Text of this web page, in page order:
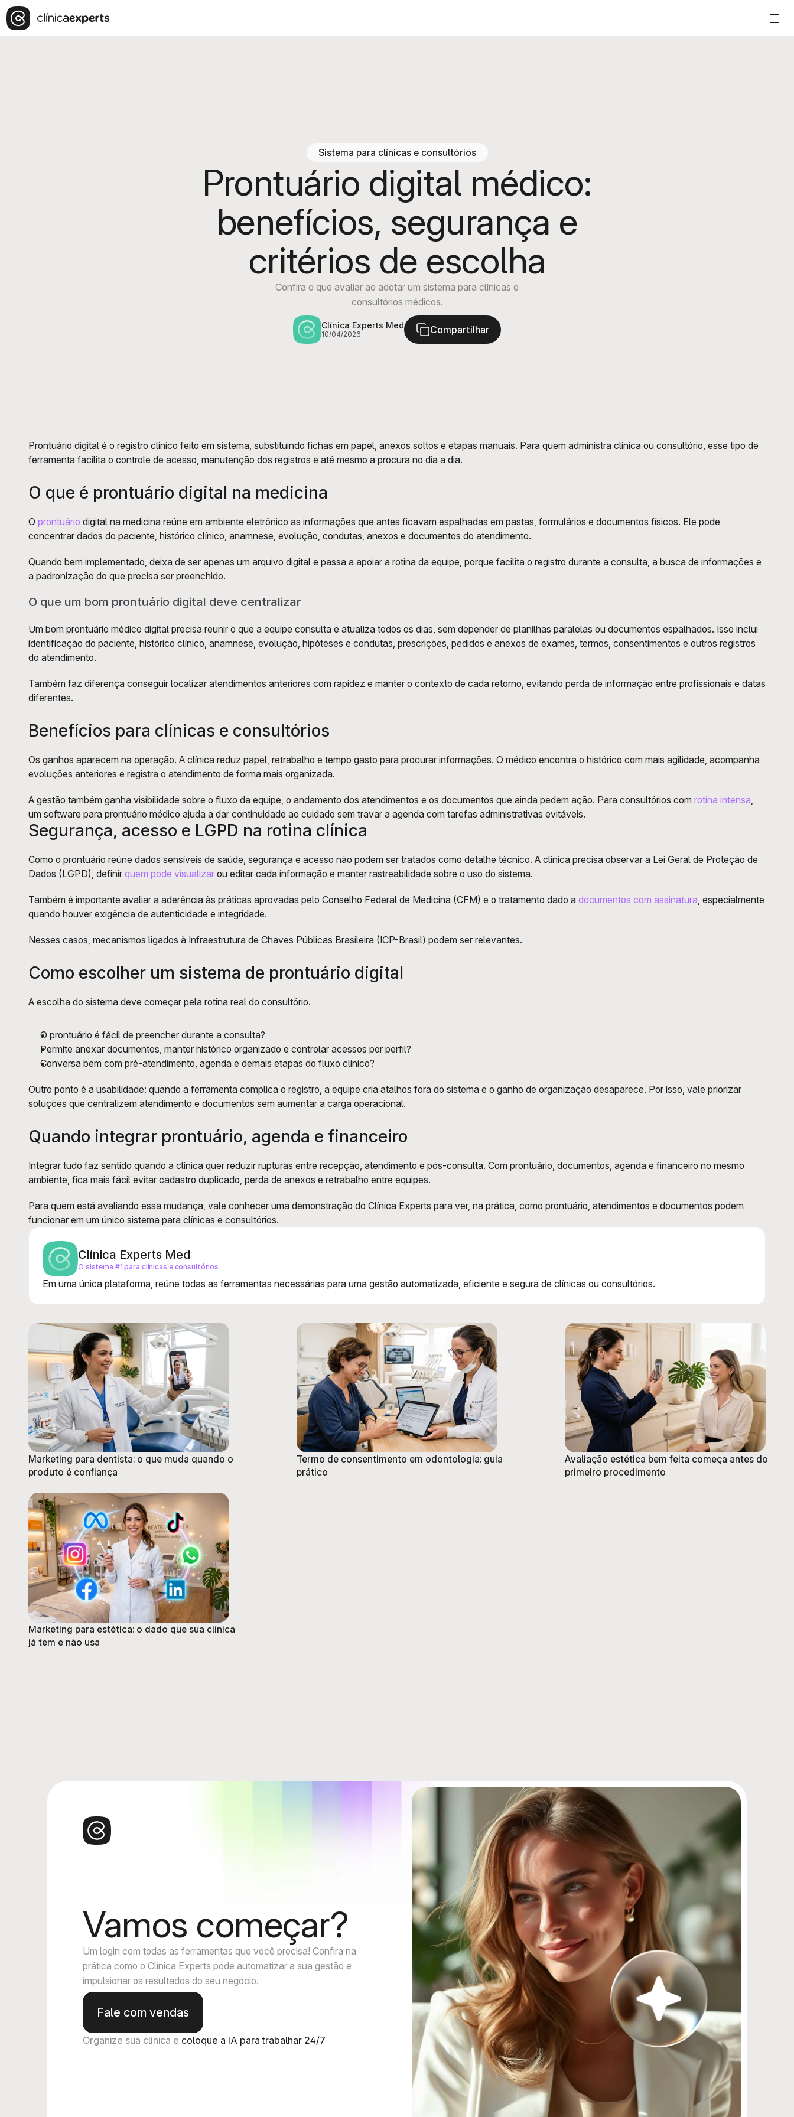
Sistema para clínicas e consultórios
Prontuário digital médico:
benefícios, segurança e
critérios de escolha
Confira o que avaliar ao adotar um sistema para clínicas e
consultórios médicos.
Clínica Experts Med
10/04/2026 Compartilhar
Prontuário digital é o registro clínico feito em sistema, substituindo fichas em papel, anexos soltos e etapas manuais. Para quem administra clínica ou consultório, esse tipo de
ferramenta facilita o controle de acesso, manutenção dos registros e até mesmo a procura no dia a dia.
O que é prontuário digital na medicina
O prontuário digital na medicina reúne em ambiente eletrônico as informações que antes ficavam espalhadas em pastas, formulários e documentos físicos. Ele pode
concentrar dados do paciente, histórico clínico, anamnese, evolução, condutas, anexos e documentos do atendimento.
Quando bem implementado, deixa de ser apenas um arquivo digital e passa a apoiar a rotina da equipe, porque facilita o registro durante a consulta, a busca de informações e
a padronização do que precisa ser preenchido.
O que um bom prontuário digital deve centralizar
Um bom prontuário médico digital precisa reunir o que a equipe consulta e atualiza todos os dias, sem depender de planilhas paralelas ou documentos espalhados. Isso inclui
identificação do paciente, histórico clínico, anamnese, evolução, hipóteses e condutas, prescrições, pedidos e anexos de exames, termos, consentimentos e outros registros
do atendimento.
Também faz diferença conseguir localizar atendimentos anteriores com rapidez e manter o contexto de cada retorno, evitando perda de informação entre profissionais e datas
diferentes.
Benefícios para clínicas e consultórios
Os ganhos aparecem na operação. A clínica reduz papel, retrabalho e tempo gasto para procurar informações. O médico encontra o histórico com mais agilidade, acompanha
evoluções anteriores e registra o atendimento de forma mais organizada.
A gestão também ganha visibilidade sobre o fluxo da equipe, o andamento dos atendimentos e os documentos que ainda pedem ação. Para consultórios com rotina intensa,
um software para prontuário médico ajuda a dar continuidade ao cuidado sem travar a agenda com tarefas administrativas evitáveis.
Segurança, acesso e LGPD na rotina clínica
Como o prontuário reúne dados sensíveis de saúde, segurança e acesso não podem ser tratados como detalhe técnico. A clínica precisa observar a Lei Geral de Proteção de
Dados (LGPD), definir quem pode visualizar ou editar cada informação e manter rastreabilidade sobre o uso do sistema.
Também é importante avaliar a aderência às práticas aprovadas pelo Conselho Federal de Medicina (CFM) e o tratamento dado a documentos com assinatura, especialmente
quando houver exigência de autenticidade e integridade.
Nesses casos, mecanismos ligados à Infraestrutura de Chaves Públicas Brasileira (ICP-Brasil) podem ser relevantes.
Como escolher um sistema de prontuário digital
A escolha do sistema deve começar pela rotina real do consultório.
O prontuário é fácil de preencher durante a consulta?
Permite anexar documentos, manter histórico organizado e controlar acessos por perfil?
Conversa bem com pré-atendimento, agenda e demais etapas do fluxo clínico?
Outro ponto é a usabilidade: quando a ferramenta complica o registro, a equipe cria atalhos fora do sistema e o ganho de organização desaparece. Por isso, vale priorizar
soluções que centralizem atendimento e documentos sem aumentar a carga operacional.
Quando integrar prontuário, agenda e financeiro
Integrar tudo faz sentido quando a clínica quer reduzir rupturas entre recepção, atendimento e pós-consulta. Com prontuário, documentos, agenda e financeiro no mesmo
ambiente, fica mais fácil evitar cadastro duplicado, perda de anexos e retrabalho entre equipes.
Para quem está avaliando essa mudança, vale conhecer uma demonstração do Clínica Experts para ver, na prática, como prontuário, atendimentos e documentos podem
funcionar em um único sistema para clínicas e consultórios.
Clínica Experts Med
O sistema #1 para clínicas e consultórios
Em uma única plataforma, reúne todas as ferramentas necessárias para uma gestão automatizada, eficiente e segura de clínicas ou consultórios.
Marketing para dentista: o que muda quando o
produto é confiança
Termo de consentimento em odontologia: guia
prático
Avaliação estética bem feita começa antes do
primeiro procedimento
Marketing para estética: o dado que sua clínica
já tem e não usa
Vamos começar?
Um login com todas as ferramentas que você precisa! Confira na
prática como o Clínica Experts pode automatizar a sua gestão e
impulsionar os resultados do seu negócio.
Fale com vendas
Organize sua clínica e coloque a IA para trabalhar 24/7